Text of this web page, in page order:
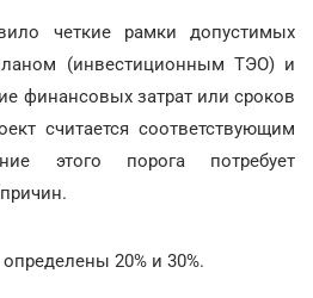
четкие рамки допустимых
(инвестиционным ТЭО) и
финансовых затрат или сроков
считается соответствующим
этого порога потребует
20% и 30%.